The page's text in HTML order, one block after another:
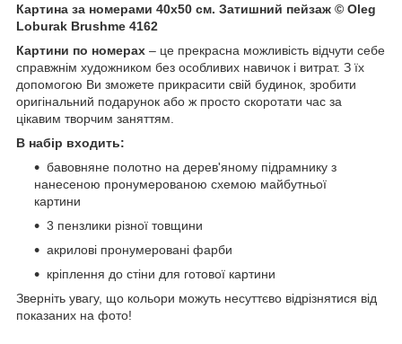
Картина за номерами 40х50 см. Затишний пейзаж © Oleg
Loburak Brushme 4162
Картини по номерах – це прекрасна можливість відчути себе
справжнім художником без особливих навичок і витрат. З їх
допомогою Ви зможете прикрасити свій будинок, зробити
оригінальний подарунок або ж просто скоротати час за
цікавим творчим заняттям.
В набір входить:
бавовняне полотно на дерев'яному підрамнику з
нанесеною пронумерованою схемою майбутньої
картини
3 пензлики різної товщини
акрилові пронумеровані фарби
кріплення до стіни для готової картини
Зверніть увагу, що кольори можуть несуттєво відрізнятися від
показаних на фото!